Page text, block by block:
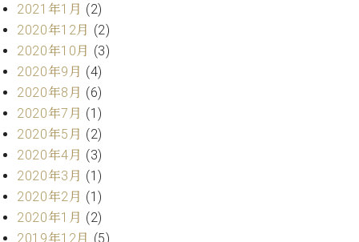
C.
ベ
ヒ
シ
ュ
タ
イ
ン
ア
カ
デ
ミ
シ
ェ
ル
ア
ク
セ
ス
セン
ム東
京の
ご案
2021年1月 (2)
2020年12月 (2)
2020年10月 (3)
2020年9月 (4)
2020年8月 (6)
2020年7月 (1)
2020年5月 (2)
2020年4月 (3)
2020年3月 (1)
2020年2月 (1)
2020年1月 (2)
2019年12月 (5)